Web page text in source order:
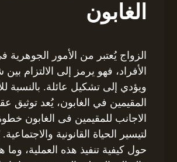
الغابون
الزواج يُعتبر من الأمور الجوهرية
الأفراد، فهو يرمز إلى الالتزام
ويؤدي إلى تشكيل عائلة. بالنسبة
المقيمين في الغابون، يُعد توثيق
الاجانب للمقيمين فى الغابون
لتيسير الحياة القانونية
حول كيفية تنفيذ هذه العملية، وما